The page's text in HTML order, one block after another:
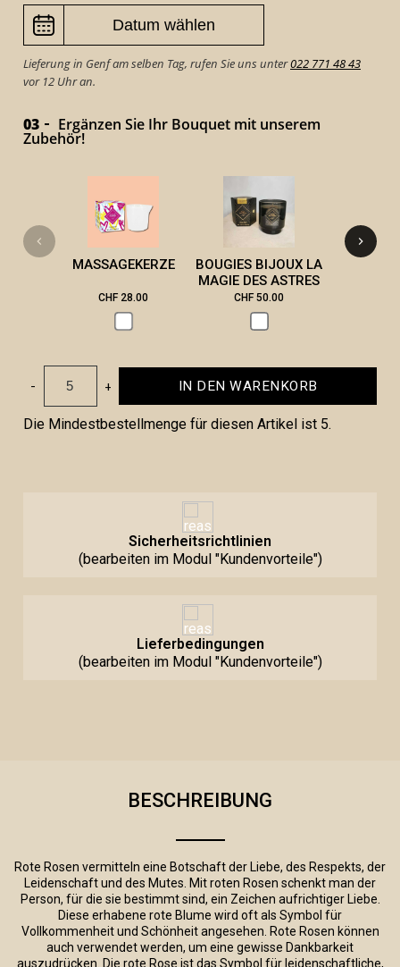
Lieferung in Genf am selben Tag, rufen Sie uns unter022 771 48 43
vor 12 Uhr an.
03 Ergänzen Sie Ihr Bouquet mit unserem
Zubehör!
MASSAGEKERZE
CHF 28.00
BOUGIES BIJOUX LA
MAGIE DES ASTRES
CHF 50.00
- + IN DEN WARENKORB
Die Mindestbestellmenge für diesen Artikel ist 5.
Sicherheitsrichtlinien
(bearbeiten im Modul "Kundenvorteile")
Lieferbedingungen
(bearbeiten im Modul "Kundenvorteile")
BESCHREIBUNG
Rote Rosen vermitteln eine Botschaft der Liebe, des Respekts, der
Leidenschaft und des Mutes. Mit roten Rosen schenkt man der
Person, für die sie bestimmt sind, ein Zeichen aufrichtiger Liebe.
Diese erhabene rote Blume wird oft als Symbol für
Vollkommenheit und Schönheit angesehen. Rote Rosen können
auch verwendet werden, um eine gewisse Dankbarkeit
auszudrücken. Die rote Rose ist das Symbol für leidenschaftliche,